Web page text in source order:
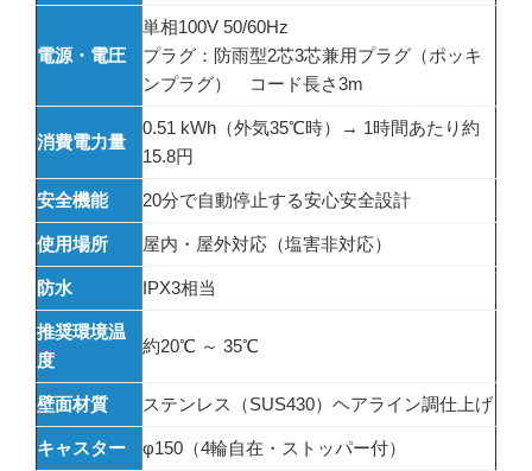
電源・電圧
単相100V 50/60Hz
プラグ：防雨型2芯3芯兼用プラグ（ポッキ
ンプラグ） コード長さ3m
消費電力量
0.51 kWh（外気35℃時）→ 1時間あたり約
15.8円
安全機能 20分で自動停止する安心安全設計
使用場所 屋内・屋外対応（塩害非対応）
防水 IPX3相当
推奨環境温
度
約20℃ ～ 35℃
壁面材質 ステンレス（SUS430）ヘアライン調仕上げ
キャスター φ150（4輪自在・ストッパー付）